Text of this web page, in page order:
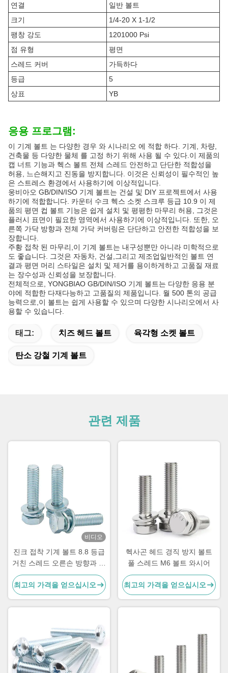
연결
일반 볼트
크기
1/4-20 X 1-1/2
팽창 강도
1201000 Psi
점 유형
평면
스레드 커버
가득하다
등급
5
상표
YB
응용 프로그램:
이 기계 볼트 는 다양한 경우 와 시나리오 에 적합 하다. 기계, 차량,
건축물 등 다양한 물체 를 고정 하기 위해 사용 될 수 있다.이 제품의
캡 너트 기능과 헥스 볼트 전체 스레드 안전하고 단단한 적합성을
허용, 느슨해지고 진동을 방지합니다. 이것은 신뢰성이 필수적인 높
은 스트레스 환경에서 사용하기에 이상적입니다.
웅비아오 GB/DIN/ISO 기계 볼트는 건설 및 DIY 프로젝트에서 사용
하기에 적합합니다. 카운터 수크 헥스 소켓 스크루 등급 10.9 이 제
품의 평면 컵 볼트 기능은 쉽게 설치 및 평평한 마무리 허용, 그것은
플러시 표면이 필요한 영역에서 사용하기에 이상적입니다. 또한, 오
른쪽 가닥 방향과 전체 가닥 커버링은 단단하고 안전한 적합성을 보
장합니다.
주황 접착 된 마무리,이 기계 볼트는 내구성뿐만 아니라 미학적으로
도 좋습니다. 그것은 자동차, 건설,그리고 제조업일반적인 볼트 연
결과 평면 머리 스타일은 설치 및 제거를 용이하게하고 고품질 재료
는 장수성과 신뢰성을 보장합니다.
전체적으로, YONGBIAO GB/DIN/ISO 기계 볼트는 다양한 응용 분
야에 적합한 다재다능하고 고품질의 제품입니다. 월 500 톤의 공급
능력으로,이 볼트는 쉽게 사용할 수 있으며 다양한 시나리오에서 사
용할 수 있습니다.
태그: 치즈 헤드 볼트 육각형 소켓 볼트
탄소 강철 기계 볼트
관련 제품
비디오
진크 접착 기계 볼트 8.8 등급
거친 스레드 오른손 방향과 함
께 헥스 볼트
최고의 가격을 얻으십시오
헥사곤 헤드 경직 방지 볼트
풀 스레드 M6 볼트 와시어
최고의 가격을 얻으십시오